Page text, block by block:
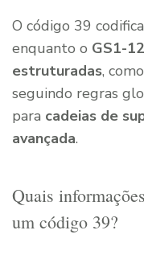
O código 39
enquanto o GS1-
estruturadas, como
seguindo regras
para cadeias de
avançada.
Quais
um código 39?